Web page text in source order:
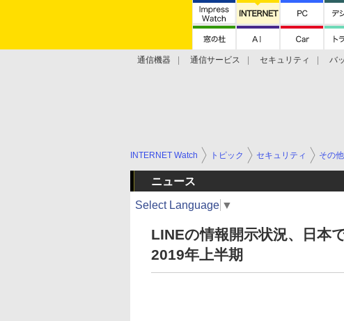
通信機器 通信サービス セキュリティ バ
INTERNET Watch トピック セキュリティ その他
ニュース
Select Language ▼
LINEの情報開示状況、日本
2019年上半期